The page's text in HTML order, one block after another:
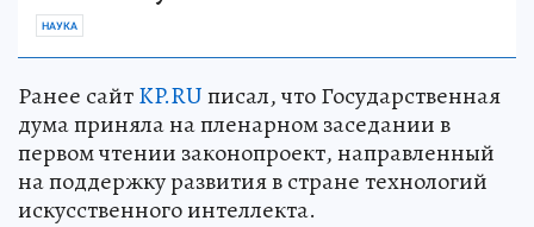
НАУКА
Ранее сайтKP.RUписал, что Государственная
дума приняла на пленарном заседании в
первом чтении законопроект, направленный
на поддержку развития в стране технологий
искусственного интеллекта.